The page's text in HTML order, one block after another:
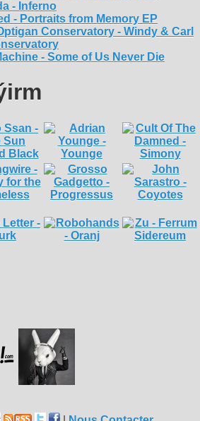
- Inferno
- Portraits from Memory EP
Conservatory - Windy & Carl
- Some of Us Never Die